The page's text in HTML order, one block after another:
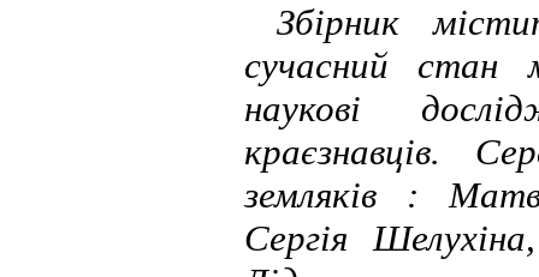
Збірник
сучасний стан
наукові
краєзнавців.
земляків :
Сергія